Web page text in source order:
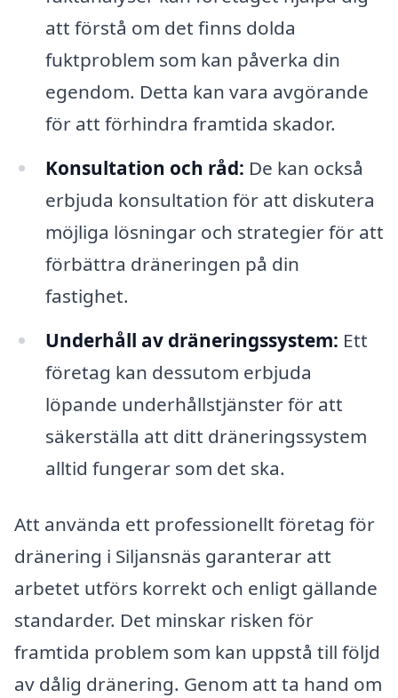
att förstå om det finns dolda
fuktproblem som kan påverka din
egendom. Detta kan vara avgörande
för att förhindra framtida skador.
Konsultation och råd: De kan också
erbjuda konsultation för att diskutera
möjliga lösningar och strategier för att
förbättra dräneringen på din
fastighet.
Underhåll av dräneringssystem: Ett
företag kan dessutom erbjuda
löpande underhållstjänster för att
säkerställa att ditt dräneringssystem
alltid fungerar som det ska.
Att använda ett professionellt företag för
dränering i Siljansnäs garanterar att
arbetet utförs korrekt och enligt gällande
standarder. Det minskar risken för
framtida problem som kan uppstå till följd
av dålig dränering. Genom att ta hand om